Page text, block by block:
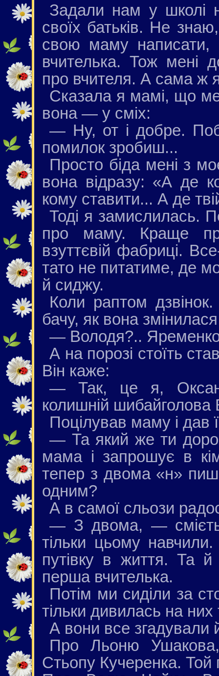
Задали нам у школі
своїх батьків. Не
свою маму
вчителька. Тож мені
про вчителя. А сама ж
Сказала я мамі, що
вона — у сміх:
— Ну, от і добре.
помилок зробиш...
Просто біда мені з
вона відразу: «А де
кому ставити... А де
Тоді я замислилась.
про маму. Краще
взуттєвій фабриці.
тато не питатиме, де
й сиджу.
Коли раптом
бачу, як вона
— Володя?..
А на порозі стоїть
Він каже:
— Так, це я,
колишній
Поцілував маму і дав
— Та який же ти
мама і запрошує в
тепер з двома «н»
одним?
А в самої сльози
— З двома, —
тільки цьому
путівку в життя. Та
перша вчителька.
Потім ми сиділи за
тільки дивилась на
А вони все згадували
Про Льоню
Стьопу Кучеренка. Той